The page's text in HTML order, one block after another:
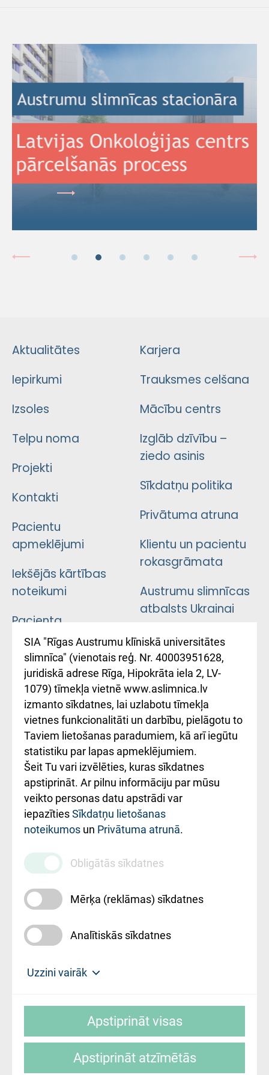
Aktualitātes
Iepirkumi
Izsoles
Telpu noma
Projekti
Kontakti
Pacientu
apmeklējumi
Iekšējās kārtības
noteikumi
Pacienta
atsauksmju/sūdzību
iesniegšanas
kārtība
Kā pie mums nokļūt
Rēķinu apmaksas
ceļvedis
Rekvizīti un
ārstniecības
iestādes kods
010000234
Maksas
pakalpojumu
cenrādis
Karjera
Trauksmes celšana
Mācību centrs
Izglāb dzīvību –
ziedo asinis
Sīkdatņu politika
Privātuma atruna
Klientu un pacientu
rokasgrāmata
Austrumu slimnīcas
atbalsts Ukrainai
Підтримка Східної
лікарні та співпраця з
Україною
Mājas lapas izstrāde:
SIA "Rīgas Austrumu klīniskā universitātes
slimnīca" (vienotais reģ. Nr. 40003951628,
juridiskā adrese Rīga, Hipokrāta iela 2, LV-
1079) tīmekļa vietnē www.aslimnica.lv
izmanto sīkdatnes, lai uzlabotu tīmekļa
vietnes funkcionalitāti un darbību, pielāgotu to
Taviem lietošanas paradumiem, kā arī iegūtu
statistiku par lapas apmeklējumiem.
Šeit Tu vari izvēlēties, kuras sīkdatnes
apstiprināt. Ar pilnu informāciju par mūsu
veikto personas datu apstrādi var
iepazītiesSīkdatņu lietošanas
noteikumos un Privātuma atrunā.
Obligātās sīkdatnes
Mērķa (reklāmas) sīkdatnes
Analītiskās sīkdatnes
Uzzini vairāk
slimnīca, turpmāk – Pārzinis, sīkdatņu
sīkdatņu izmantošanas nosacījumiem.
Apstiprināt visas
Apstiprināt atzīmētās